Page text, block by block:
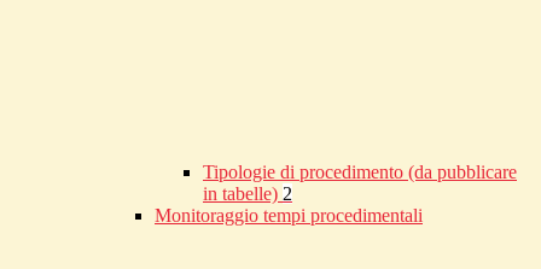
Tipologie di procedimento (da pubblicare
in tabelle) 2
Monitoraggio tempi procedimentali